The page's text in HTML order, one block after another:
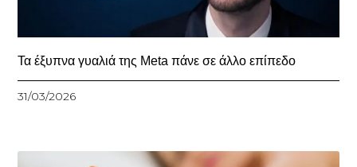
Τα έξυπνα γυαλιά της Meta πάνε σε άλλο επίπεδο
31/03/2026